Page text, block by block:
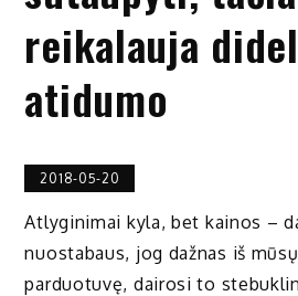
reikalauja
atidumo
2018-05-20
Atlyginimai kyla, bet kainos –
nuostabaus, jog dažnas iš
parduotuvę, dairosi to